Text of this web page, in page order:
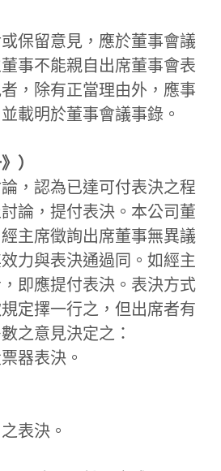
保留意見，應於董事會議
事不能親自出席董事會表
，除有正當理由外，應事
載明於董事會議事錄。
）
，認為已達可付表決之程
論，提付表決。本公司董
主席徵詢出席董事無異議
力與表決通過同。如經主
即應提付表決。表決方式
定擇一行之，但出席者有
之意見決定之：
器表決。
表決。